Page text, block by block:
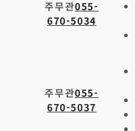
주무관055-
670-5034
주무관055-
670-5037